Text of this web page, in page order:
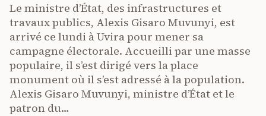
Le ministre d’État, des infrastructures et
travaux publics, Alexis Gisaro Muvunyi, est
arrivé ce lundi à Uvira pour mener sa
campagne électorale. Accueilli par une masse
populaire, il s’est dirigé vers la place
monument où il s’est adressé à la population.
Alexis Gisaro Muvunyi, ministre d’État et le
patron du…